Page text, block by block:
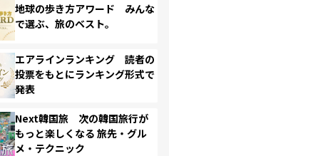
地球の歩き方アワード みんな
で選ぶ、旅のベスト。
エアラインランキング 読者の
投票をもとにランキング形式で
発表
Next韓国旅 次の韓国旅行が
もっと楽しくなる 旅先・グル
メ・テクニック